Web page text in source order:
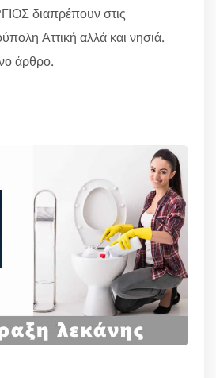
διαπρέπουν στις
Αττική αλλά και νησιά.
άρθρο.